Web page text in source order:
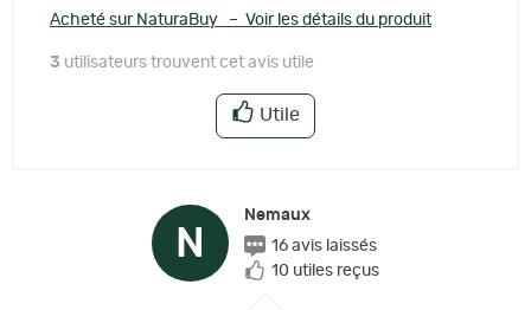
Acheté sur NaturaBuy – Voir les détails du produit
3 utilisateurs trouvent cet avis utile
Utile
N
Nemaux
16 avis laissés
10 utiles reçus